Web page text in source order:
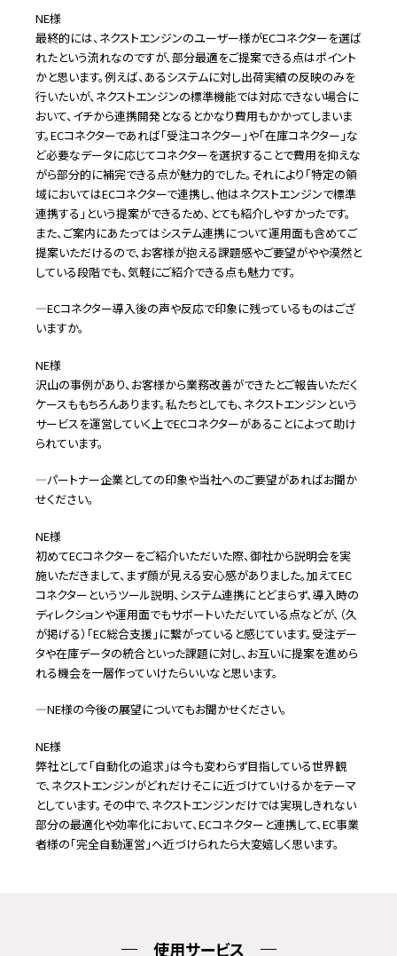
NE様
最終的には、ネクストエンジンのユーザー様がECコネクターを選ば
れたという流れなのですが、部分最適をご提案できる点はポイント
かと思います。例えば、あるシステムに対し出荷実績の反映のみを
行いたいが、ネクストエンジンの標準機能では対応できない場合に
おいて、イチから連携開発となるとかなり費用もかかってしまいま
す。ECコネクターであれば「受注コネクター」や「在庫コネクター」な
ど必要なデータに応じてコネクターを選択することで費用を抑えな
がら部分的に補完できる点が魅力的でした。それにより「特定の領
域においてはECコネクターで連携し、他はネクストエンジンで標準
連携する」という提案ができるため、とても紹介しやすかったです。
また、ご案内にあたってはシステム連携について運用面も含めてご
提案いただけるので、お客様が抱える課題感やご要望がやや漠然と
している段階でも、気軽にご紹介できる点も魅力です。
―ECコネクター導入後の声や反応で印象に残っているものはござ
いますか。
NE様
沢山の事例があり、お客様から業務改善ができたとご報告いただく
ケースももちろんあります。私たちとしても、ネクストエンジンという
サービスを運営していく上でECコネクターがあることによって助け
られています。
―パートナー企業としての印象や当社へのご要望があればお聞か
せください。
NE様
初めてECコネクターをご紹介いただいた際、御社から説明会を実
施いただきまして、まず顔が見える安心感がありました。加えてEC
コネクターというツール説明、システム連携にとどまらず、導入時の
ディレクションや運用面でもサポートいただいている点などが、（久
が掲げる）「EC総合支援」に繋がっていると感じています。受注デー
タや在庫データの統合といった課題に対し、お互いに提案を進めら
れる機会を一層作っていけたらいいなと思います。
―NE様の今後の展望についてもお聞かせください。
NE様
弊社として「自動化の追求」は今も変わらず目指している世界観
で、ネクストエンジンがどれだけそこに近づけていけるかをテーマ
としています。その中で、ネクストエンジンだけでは実現しきれない
部分の最適化や効率化において、ECコネクターと連携して、EC事業
者様の「完全自動運営」へ近づけられたら大変嬉しく思います。
使用サービス